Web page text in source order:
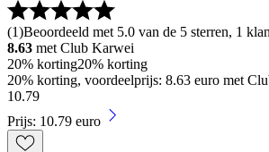
(1)Beoordeeld met 5.0 van de 5 sterren, 1
8.63 met Club Karwei
20% korting20% korting
20% korting, voordeelprijs: 8.63 euro met
10.79
Prijs: 10.79 euro